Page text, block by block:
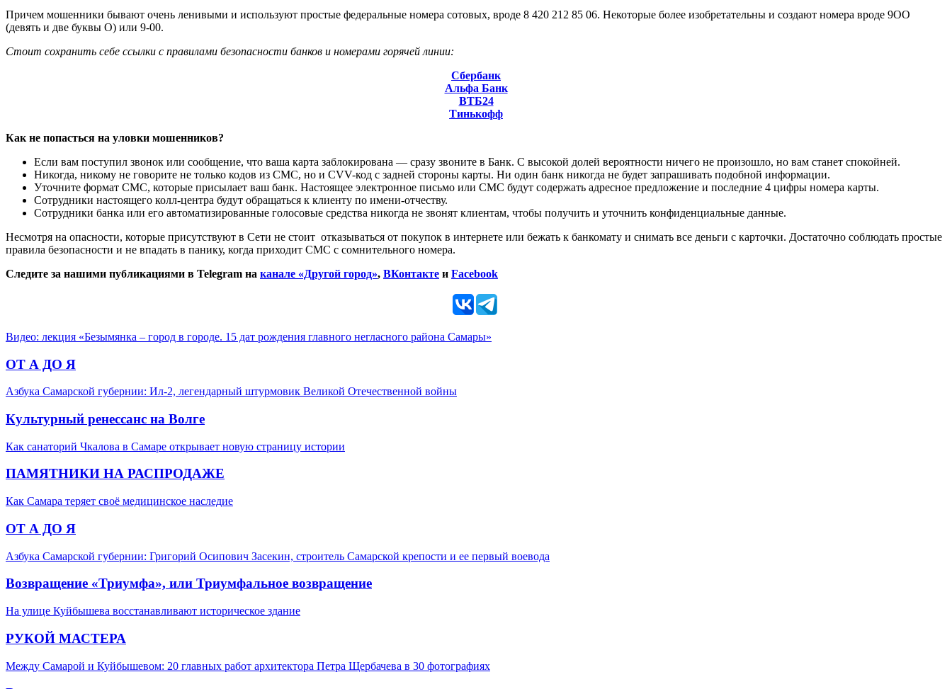
Причем мошенники бывают очень ленивыми и используют простые федеральные номера сотовых, вроде 8 420 212 85 06. Некоторые более изобретательны и создают номера вроде 9ОО
(девять и две буквы О) или 9-00.
Стоит сохранить себе ссылки с правилами безопасности банков и номерами горячей линии:
Сбербанк
Альфа Банк
ВТБ24
Тинькофф
Как не попасться на уловки мошенников?
Если вам поступил звонок или сообщение, что ваша карта заблокирована — сразу звоните в Банк. С высокой долей вероятности ничего не произошло, но вам станет спокойней.
Никогда, никому не говорите не только кодов из СМС, но и CVV-код с задней стороны карты. Ни один банк никогда не будет запрашивать подобной информации.
Уточните формат СМС, которые присылает ваш банк. Настоящее электронное письмо или СМС будут содержать адресное предложение и последние 4 цифры номера карты.
Сотрудники настоящего колл-центра будут обращаться к клиенту по имени-отчеству.
Сотрудники банка или его автоматизированные голосовые средства никогда не звонят клиентам, чтобы получить и уточнить конфиденциальные данные.
Несмотря на опасности, которые присутствуют в Сети не стоит отказываться от покупок в интернете или бежать к банкомату и снимать все деньги с карточки. Достаточно соблюдать простые
правила безопасности и не впадать в панику, когда приходит СМС с сомнительного номера.
Следите за нашими публикациями в Telegram на канале «Другой город», ВКонтакте и Facebook
Видео: лекция «Безымянка – город в городе. 15 дат рождения главного негласного района Самары»
ОТ А ДО Я
Азбука Самарской губернии: Ил-2, легендарный штурмовик Великой Отечественной войны
Культурный ренессанс на Волге
Как санаторий Чкалова в Самаре открывает новую страницу истории
ПАМЯТНИКИ НА РАСПРОДАЖЕ
Как Самара теряет своё медицинское наследие
ОТ А ДО Я
Азбука Самарской губернии: Григорий Осипович Засекин, строитель Самарской крепости и ее первый воевода
Возвращение «Триумфа», или Триумфальное возвращение
На улице Куйбышева восстанавливают историческое здание
РУКОЙ МАСТЕРА
Между Самарой и Куйбышевом: 20 главных работ архитектора Петра Щербачева в 30 фотографиях